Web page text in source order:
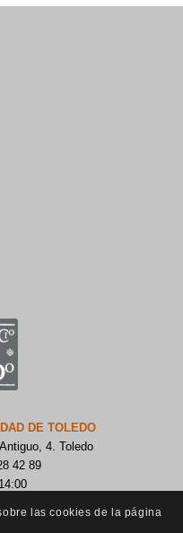
DE TOLEDO
4. Toledo
42 89
las cookies de la página